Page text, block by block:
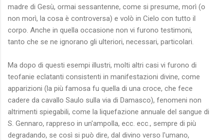
madre di Gesù, ormai sessantenne, come si presume, morì (o
non morì, la cosa è controversa) e volò in Cielo con tutto il
corpo. Anche in quella occasione non vi furono testimoni,
tanto che se ne ignorano gli ulteriori, necessari, particolari.
Ma dopo di questi esempi illustri, molti altri casi vi furono di
teofanie eclatanti consistenti in manifestazioni divine, come
apparizioni (la più famosa fu quella di una croce, che fece
cadere da cavallo Saulo sulla via di Damasco), fenomeni non
altrimenti spiegabili, come la liquefazione annuale del sangue di
S. Gennaro, rappreso in un'ampolla, ecc. ecc., sempre di più
degradando, se così si può dire, dal divino verso l'umano,